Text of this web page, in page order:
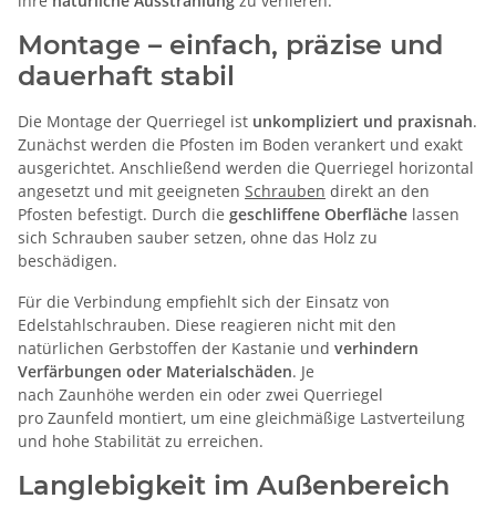
Montage – einfach, präzise und
dauerhaft stabil
Die Montage der Querriegel ist unkompliziert und praxisnah.
Zunächst werden die Pfosten im Boden verankert und exakt
ausgerichtet. Anschließend werden die Querriegel horizontal
angesetzt und mit geeigneten Schrauben direkt an den
Pfosten befestigt. Durch die geschliffene Oberfläche lassen
sich Schrauben sauber setzen, ohne das Holz zu
beschädigen.
Für die Verbindung empfiehlt sich der Einsatz von
Edelstahlschrauben. Diese reagieren nicht mit den
natürlichen Gerbstoffen der Kastanie und verhindern
Verfärbungen oder Materialschäden. Je
nach Zaunhöhe werden ein oder zwei Querriegel
pro Zaunfeld montiert, um eine gleichmäßige Lastverteilung
und hohe Stabilität zu erreichen.
Langlebigkeit im Außenbereich